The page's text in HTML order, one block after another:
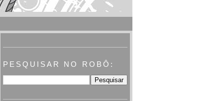
PESQUISAR NO ROBÔ: